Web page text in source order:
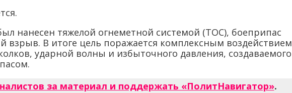
нанесен тяжелой огнеметной системой (ТОС), боеприпас
взрыв. В итоге цель поражается комплексным воздействием
ударной волны и избыточного давления, создаваемого
за материал и поддержать «ПолитНавигатор».